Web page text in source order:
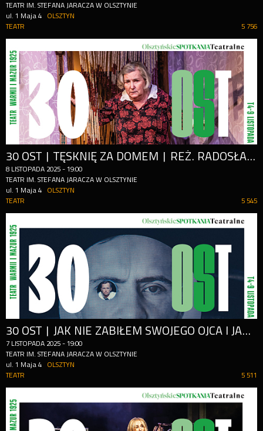
TEATR IM. STEFANA JARACZA W OLSZTYNIE
ul. 1 Maja 4
OLSZTYN
5 756
TEATR
30 OST | TĘSKNIĘ ZA DOMEM | REŻ. RADOSŁAW B. MACIĄG
8 LISTOPADA 2025 -19:00
TEATR IM. STEFANA JARACZA W OLSZTYNIE
ul. 1 Maja 4
OLSZTYN
5 545
TEATR
30 OST | JAK NIE ZABIŁEM SWOJEGO OJCA I JAK BARDZO TEGO ŻAŁUJĘ | REŻ. MATEUSZ PAKUŁA
7 LISTOPADA 2025 -19:00
TEATR IM. STEFANA JARACZA W OLSZTYNIE
ul. 1 Maja 4
OLSZTYN
5 511
TEATR